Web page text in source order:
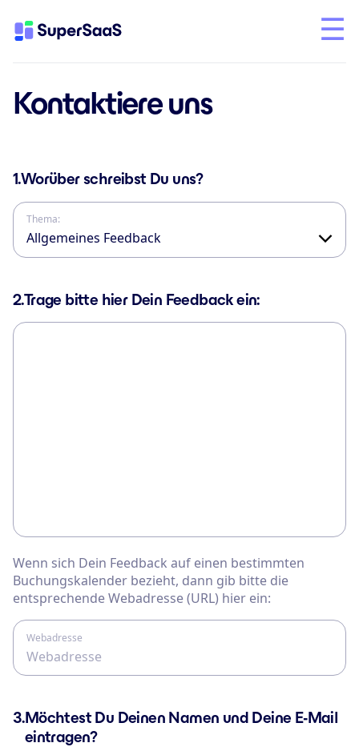
Kontaktiere uns
1.Worüber schreibst Du uns?
Thema:
2.Trage bitte hier Dein Feedback ein:
Wenn sich Dein Feedback auf einen bestimmten
Buchungskalender bezieht, dann gib bitte die
entsprechende Webadresse (URL) hier ein:
Webadresse
3.Möchtest Du Deinen Namen und Deine E-Mail
eintragen?